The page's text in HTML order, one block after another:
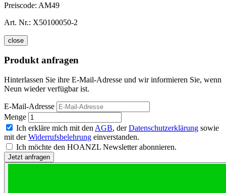
Preiscode: AM49
Art. Nr.: X50100050-2
close
Produkt anfragen
Hinterlassen Sie ihre E-Mail-Adresse und wir informieren Sie, wenn
Neun wieder verfügbar ist.
E-Mail-Adresse
Menge
Ich erkläre mich mit den AGB, derDatenschutzerklärung sowie
mit derWiderrufsbelehrung einverstanden.
Ich möchte den HOANZL Newsletter abonnieren.